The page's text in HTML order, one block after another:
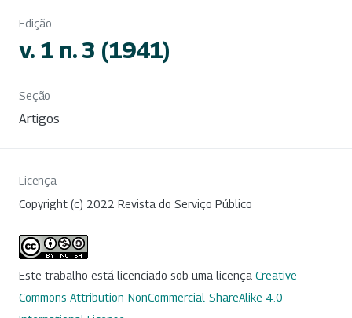
Edição
v. 1 n. 3 (1941)
Seção
Artigos
Licença
Copyright (c) 2022 Revista do Serviço Público
Este trabalho está licenciado sob uma licença Creative
Commons Attribution-NonCommercial-ShareAlike 4.0